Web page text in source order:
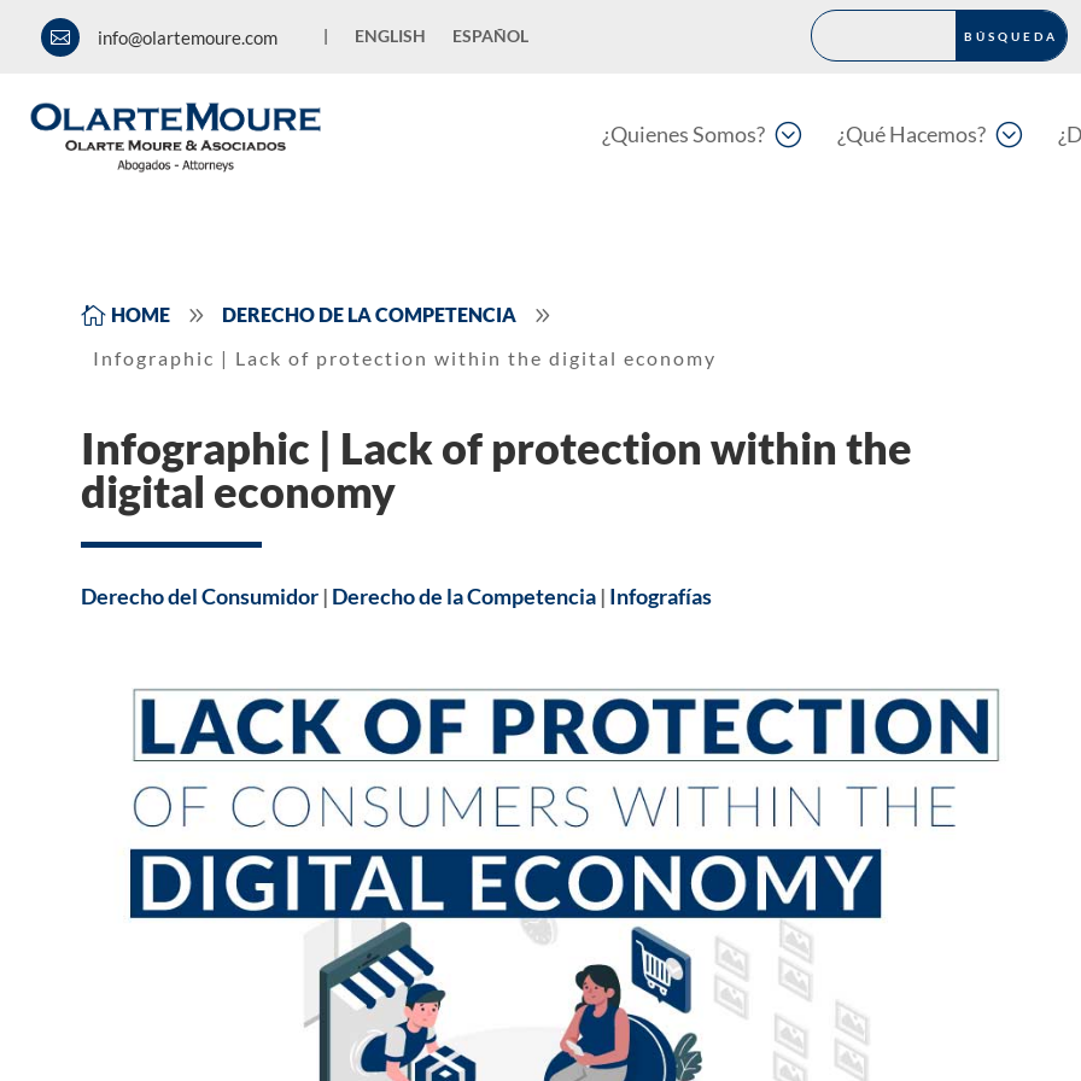
 info@olartemoure.com | ENGLISH ESPAÑOL
;
¿Quienes Somos? ;
¿Qué Hacemos?
 HOME 9 DERECHO DE LA COMPETENCIA 9
Infographic | Lack of protection within the digital economy
Infographic | Lack of protection within the
digital economy
Derecho del Consumidor| Derecho de la Competencia| Infografías